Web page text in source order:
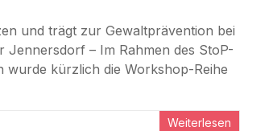
und trägt zur Gewaltprävention bei
Jennersdorf – Im Rahmen des StoP-
kürzlich die Workshop-Reihe
Weiterlesen